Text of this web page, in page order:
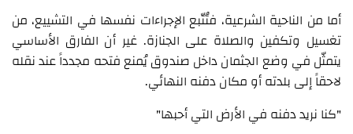
أما من الناحية الشرعية، فتُتّبع الإجراءات نفسها في التشييع، من
تغسيل وتكفين والصلاة على الجنازة. غير أن الفارق الأساسي
يتمثّل في وضع الجثمان داخل صندوق يُمنع فتحه مجدداً عند نقله
لاحقاً إلى بلدته أو مكان دفنه النهائي.
"كنا نريد دفنه في الأرض التي أحبها"